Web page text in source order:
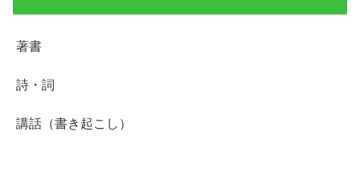
著書
詩・詞
講話（書き起こし）